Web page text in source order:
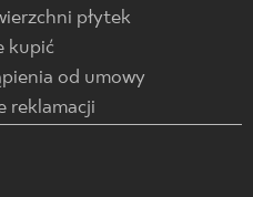
płytek
kupić
od umowy
reklamacji